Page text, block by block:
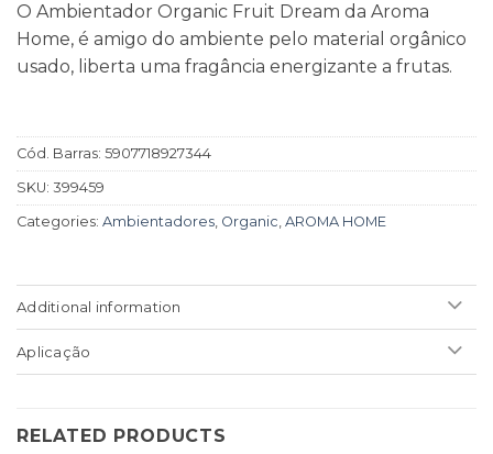
O Ambientador Organic Fruit Dream da Aroma
Home, é amigo do ambiente pelo material orgânico
usado, liberta uma fragância energizante a frutas.
Cód. Barras: 5907718927344
SKU: 399459
Categories: Ambientadores Organic AROMA HOME
Additional information
Aplicação
RELATED PRODUCTS